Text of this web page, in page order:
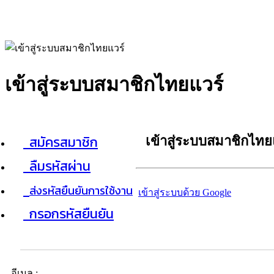
เข้าสู่ระบบสมาชิกไทยแวร์
สมัครสมาชิก
ลืมรหัสผ่าน
ส่งรหัสยืนยันการใช้งาน
กรอกรหัสยืนยัน
เข้าสู่ระบบสมาชิกไท
เข้าสู่ระบบด้วย Google